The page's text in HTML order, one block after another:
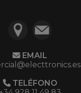
EMAIL
TELÉFONO